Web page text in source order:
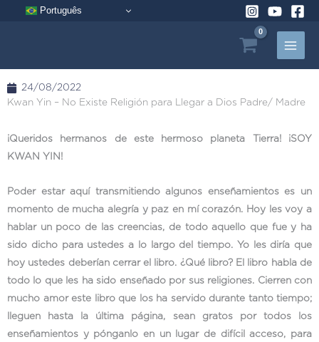
Português
24/08/2022
Kwan Yin – No Existe Religión para Llegar a Dios Padre/ Madre
¡Queridos hermanos de este hermoso planeta Tierra! ¡SOY
KWAN YIN!
Poder estar aquí transmitiendo algunos enseñamientos es un
momento de mucha alegría y paz en mí corazón. Hoy les voy a
hablar un poco de las creencias, de todo aquello que fue y ha
sido dicho para ustedes a lo largo del tiempo. Yo les diría que
hoy ustedes deberían cerrar el libro. ¿Qué libro? El libro habla de
todo lo que les ha sido enseñado por sus religiones. Cierren con
mucho amor este libro que los ha servido durante tanto tiempo;
lleguen hasta la última página, sean gratos por todos los
enseñamientos y pónganlo en un lugar de difícil acceso, para